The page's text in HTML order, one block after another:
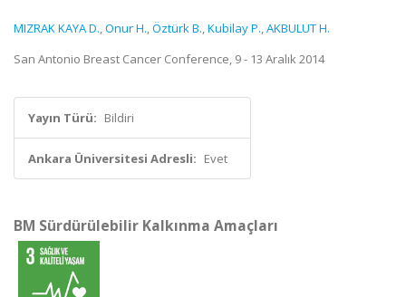
MIZRAK KAYA D.,Onur H.,Öztürk B.,Kubilay P.,AKBULUT H.
San Antonio Breast Cancer Conference, 9 - 13 Aralık 2014
Yayın Türü: Bildiri
Ankara Üniversitesi Adresli: Evet
BM Sürdürülebilir Kalkınma Amaçları